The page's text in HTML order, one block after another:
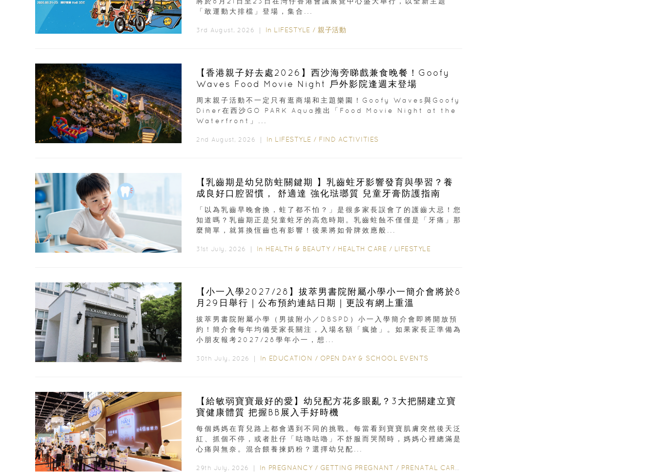
「敢運動大排檔」登場，集合...
3rd August, 2026 ｜ In LIFESTYLE / 親子活動
【香港親子好去處2026】西沙海旁睇戲兼食晚餐！Goofy
Waves Food Movie Night 戶外影院逢週末登場
周末親子活動不一定只有逛商場和主題樂園！Goofy Waves與Goofy
Diner在西沙GO PARK Aqua推出「Food Movie Night at the
Waterfront」...
2nd August, 2026 ｜ In LIFESTYLE / FIND ACTIVITIES
【乳齒期是幼兒防蛀關鍵期 】乳齒蛀牙影響發育與學習？養
成良好口腔習慣， 舒適達 強化琺瑯質 兒童牙膏防護指南
「以為乳齒早晚會換，蛀了都不怕？」是很多家長誤會了的護齒大忌！您
知道嗎？乳齒期正是兒童蛀牙的高危時期。乳齒蛀蝕不僅僅是「牙痛」那
麼簡單，就算換恆齒也有影響！後果將如骨牌效應般...
31st July, 2026 ｜ In HEALTH & BEAUTY / HEALTH CARE / LIFESTYLE
【小一入學2027/28】拔萃男書院附屬小學小一簡介會將於8
月29日舉行｜公布預約連結日期｜更設有網上重溫
拔萃男書院附屬小學（男拔附小／DBSPD）小一入學簡介會即將開放預
約！簡介會每年均備受家長關注，入場名額「瘋搶」。如果家長正準備為
小朋友報考2027/28學年小一，想...
30th July, 2026 ｜ In EDUCATION / OPEN DAY & SCHOOL EVENTS
【給敏弱寶寶最好的愛】幼兒配方花多眼亂？3大把關建立寶
寶健康體質 把握BB展入手好時機
每個媽媽在育兒路上都會遇到不同的挑戰。每當看到寶寶肌膚突然後天泛
紅、抓個不停，或者肚仔「咕嚕咕嚕」不舒服而哭鬧時，媽媽心裡總滿是
心痛與無奈。混合餵養揀奶粉？選擇幼兒配...
29th July, 2026 ｜ In PREGNANCY / GETTING PREGNANT / PRENATAL CARE